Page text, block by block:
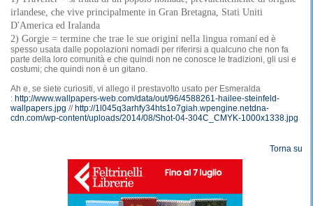
irlandese, che vive principalmente in Gran Bretagna, Stati Uniti
D'America ed Iralanda
2) Gorgie = termine che trae le sue origini nella lingua romaní ed è
spesso usata dalle popolazioni nomadi per riferirsi a qualcuno che non fa
parte della loro comunità e che quindi non ne conosce le tradizioni, gli usi e
costumi; che quindi non è un gitano.
Ah e, se siete curiositi, vi allego il prestavolto usato per Esmeralda
: http://www.wallpapers-web.com/data/out/96/4588261-hailee-steinfeld-
wallpapers.jpg // http://1l045q3arhfy34hts1o7giah.wpengine.netdna-
cdn.com/wp-content/uploads/2014/08/Shot-04-304C_CMYK-1000x1338.jpg
Torna su